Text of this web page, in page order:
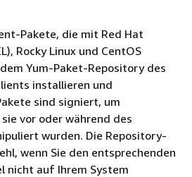
Pakete, die mit Red Hat
Rocky Linux und CentOS
Yum-Paket-Repository des
installieren und
sind signiert, um
vor oder während des
wurden. Die Repository-
wenn Sie den entsprechenden
nicht auf Ihrem System